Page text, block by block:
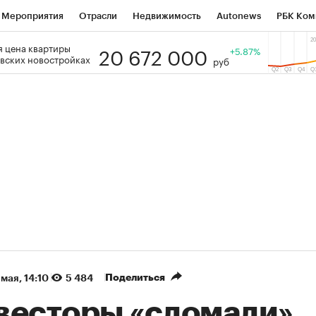
Мероприятия Отрасли Недвижимость Autonews РБК
РБК Образование Тренды
цена квартиры
новостройках
20 672 000 руб
+5.87%
14:10 5 484 Поделиться